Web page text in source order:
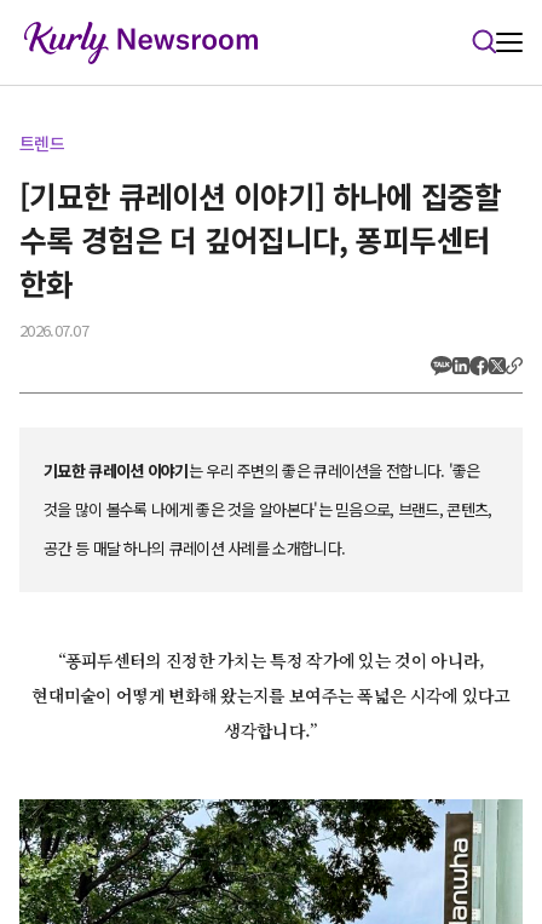
트렌드
[기묘한 큐레이션 이야기] 하나에 집중할
수록 경험은 더 깊어집니다, 퐁피두센터
한화
2026.07.07
기묘한 큐레이션 이야기는 우리 주변의 좋은 큐레이션을 전합니다. '좋은
것을 많이 볼수록 나에게 좋은 것을 알아본다'는 믿음으로, 브랜드, 콘텐츠,
공간 등 매달 하나의 큐레이션 사례를 소개합니다.
“퐁피두센터의 진정한 가치는 특정 작가에 있는 것이 아니라,
현대미술이 어떻게 변화해 왔는지를 보여주는 폭넓은 시각에 있다고
생각합니다.”